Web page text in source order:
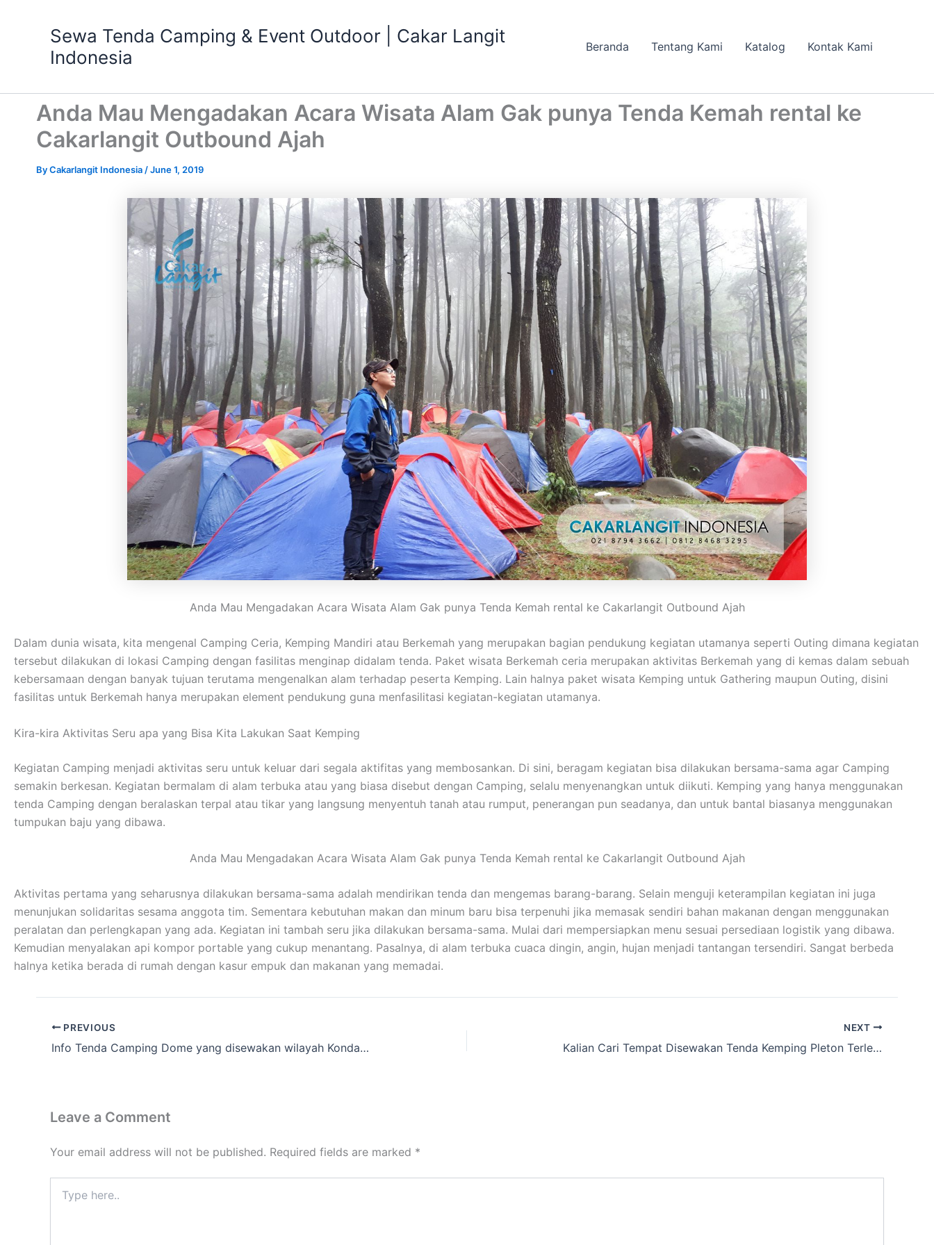
Sewa Tenda Camping & Event Outdoor | Cakar Langit
Indonesia
Beranda Tentang Kami Katalog Kontak Kami
Anda Mau Mengadakan Acara Wisata Alam Gak punya Tenda Kemah rental ke
Cakarlangit Outbound Ajah
ByCakarlangit Indonesia /June 1, 2019
Anda Mau Mengadakan Acara Wisata Alam Gak punya Tenda Kemah rental ke Cakarlangit Outbound Ajah
Dalam dunia wisata, kita mengenal Camping Ceria, Kemping Mandiri atau Berkemah yang merupakan bagian pendukung kegiatan utamanya seperti Outing dimana kegiatan
tersebut dilakukan di lokasi Camping dengan fasilitas menginap didalam tenda. Paket wisata Berkemah ceria merupakan aktivitas Berkemah yang di kemas dalam sebuah
kebersamaan dengan banyak tujuan terutama mengenalkan alam terhadap peserta Kemping. Lain halnya paket wisata Kemping untuk Gathering maupun Outing, disini
fasilitas untuk Berkemah hanya merupakan element pendukung guna menfasilitasi kegiatan-kegiatan utamanya.
Kira-kira Aktivitas Seru apa yang Bisa Kita Lakukan Saat Kemping
Kegiatan Camping menjadi aktivitas seru untuk keluar dari segala aktifitas yang membosankan. Di sini, beragam kegiatan bisa dilakukan bersama-sama agar Camping
semakin berkesan. Kegiatan bermalam di alam terbuka atau yang biasa disebut dengan Camping, selalu menyenangkan untuk diikuti. Kemping yang hanya menggunakan
tenda Camping dengan beralaskan terpal atau tikar yang langsung menyentuh tanah atau rumput, penerangan pun seadanya, dan untuk bantal biasanya menggunakan
tumpukan baju yang dibawa.
Anda Mau Mengadakan Acara Wisata Alam Gak punya Tenda Kemah rental ke Cakarlangit Outbound Ajah
Aktivitas pertama yang seharusnya dilakukan bersama-sama adalah mendirikan tenda dan mengemas barang-barang. Selain menguji keterampilan kegiatan ini juga
menunjukan solidaritas sesama anggota tim. Sementara kebutuhan makan dan minum baru bisa terpenuhi jika memasak sendiri bahan makanan dengan menggunakan
peralatan dan perlengkapan yang ada. Kegiatan ini tambah seru jika dilakukan bersama-sama. Mulai dari mempersiapkan menu sesuai persediaan logistik yang dibawa.
Kemudian menyalakan api kompor portable yang cukup menantang. Pasalnya, di alam terbuka cuaca dingin, angin, hujan menjadi tantangan tersendiri. Sangat berbeda
halnya ketika berada di rumah dengan kasur empuk dan makanan yang memadai.
PREVIOUS
Info Tenda Camping Dome yang disewakan wilayah Kondangjaya, Pandeglang, Banten
NEXT
Kalian Cari Tempat Disewakan Tenda Kemping Pleton Terlengkap dan Terbesar dan Perlengkapan Kemping wilayah Linggapura ,Ciamis
Leave a Comment
Your email address will not be published. Required fields are marked *
here..